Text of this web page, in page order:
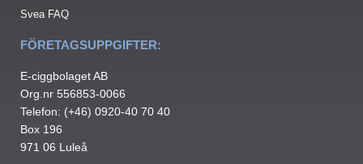
Svea FAQ
FÖRETAGSUPPGIFTER:
E-ciggbolaget AB
Org.nr 556853-0066
Telefon: (+46) 0920-40 70 40
Box 196
971 06 Luleå